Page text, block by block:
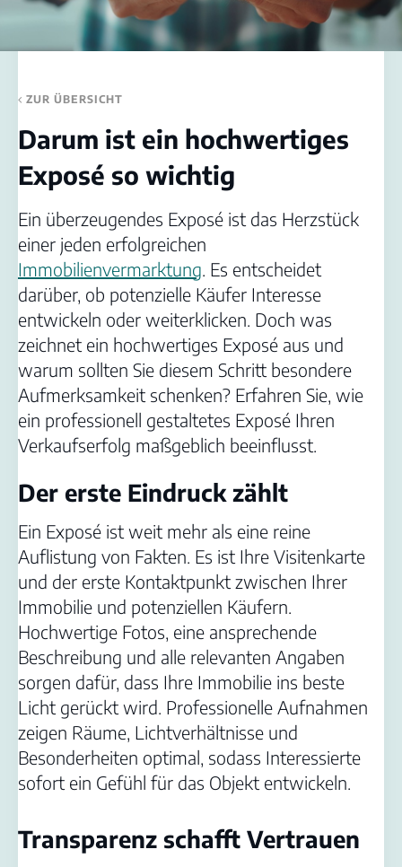
ZUR ÜBERSICHT
Darum ist ein hochwertiges
Exposé so wichtig
Ein überzeugendes Exposé ist das Herzstück
einer jeden erfolgreichen
Immobilienvermarktung. Es entscheidet
darüber, ob potenzielle Käufer Interesse
entwickeln oder weiterklicken. Doch was
zeichnet ein hochwertiges Exposé aus und
warum sollten Sie diesem Schritt besondere
Aufmerksamkeit schenken? Erfahren Sie, wie
ein professionell gestaltetes Exposé Ihren
Verkaufserfolg maßgeblich beeinflusst.
Der erste Eindruck zählt
Ein Exposé ist weit mehr als eine reine
Auflistung von Fakten. Es ist Ihre Visitenkarte
und der erste Kontaktpunkt zwischen Ihrer
Immobilie und potenziellen Käufern.
Hochwertige Fotos, eine ansprechende
Beschreibung und alle relevanten Angaben
sorgen dafür, dass Ihre Immobilie ins beste
Licht gerückt wird. Professionelle Aufnahmen
zeigen Räume, Lichtverhältnisse und
Besonderheiten optimal, sodass Interessierte
sofort ein Gefühl für das Objekt entwickeln.
Transparenz schafft Vertrauen